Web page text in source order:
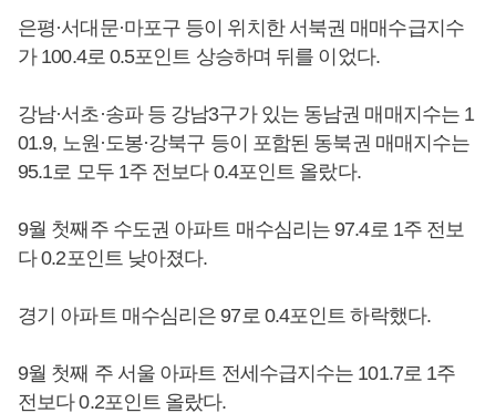
은평·서대문·마포구 등이 위치한 서북권 매매수급지수
가 100.4로 0.5포인트 상승하며 뒤를 이었다.
강남·서초·송파 등 강남3구가 있는 동남권 매매지수는 1
01.9, 노원·도봉·강북구 등이 포함된 동북권 매매지수는
95.1로 모두 1주 전보다 0.4포인트 올랐다.
9월 첫째주 수도권 아파트 매수심리는 97.4로 1주 전보
다 0.2포인트 낮아졌다.
경기 아파트 매수심리은 97로 0.4포인트 하락했다.
9월 첫째 주 서울 아파트 전세수급지수는 101.7로 1주
전보다 0.2포인트 올랐다.